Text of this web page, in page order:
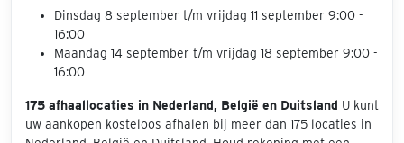
Dinsdag 8 september t/m vrijdag 11 september 9:00 -
16:00
Maandag 14 september t/m vrijdag 18 september 9:00 -
16:00
175 afhaallocaties in Nederland, België en Duitsland U kunt
uw aankopen kosteloos afhalen bij meer dan 175 locaties in